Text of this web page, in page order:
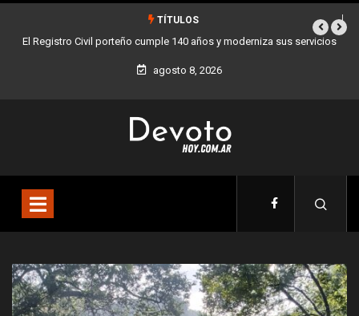
TÍTULOS
sus servicios Buenos Aires sumó 12 nuevos Bares Notables y ya son 90 en
la Ciudad
agosto 8, 2026